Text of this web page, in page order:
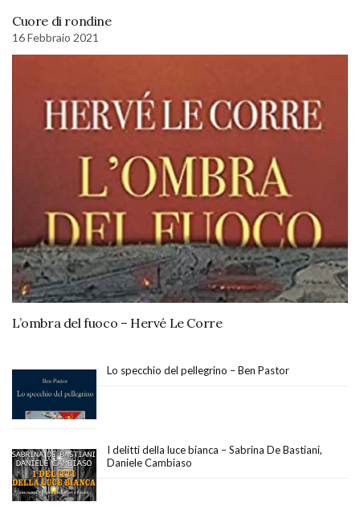
Cuore di rondine
16 Febbraio 2021
L’ombra del fuoco – Hervé Le Corre
Lo specchio del pellegrino – Ben Pastor
I delitti della luce bianca – Sabrina De Bastiani,
Daniele Cambiaso